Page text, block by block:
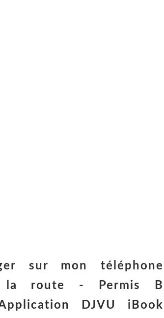
sur mon téléphone
la route - Permis B
DJVU iBook